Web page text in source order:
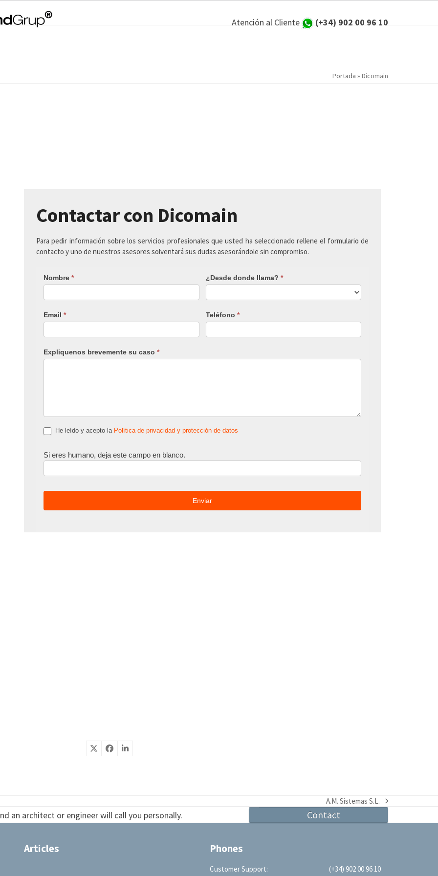
Atención al Cliente (+34) 902 00 96 10
Portada » Dicomain
Contactar con Dicomain
Para pedir información sobre los servicios profesionales que usted ha seleccionado rellene el formulario de
contacto y uno de nuestros asesores solventará sus dudas asesorándole sin compromiso.
Nombre * ¿Desde donde llama? *
Email * Teléfono *
Expliquenos brevemente su caso *
He leído y acepto la Política de privacidad y protección de datos
Si eres humano, deja este campo en blanco.
next
post:
A.M. Sistemas S.L.
an architect or engineer will call you personally. Contact
Articles Phones
Customer Support:
(+34) 902 00 96 10